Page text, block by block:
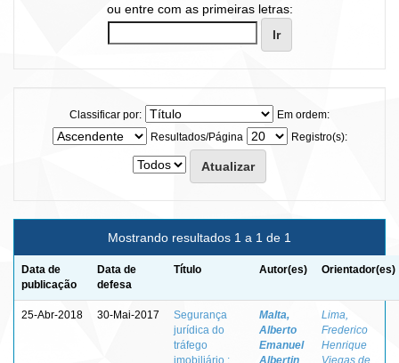
ou entre com as primeiras letras:
Classificar por:
Em ordem:
Resultados/Página
Registro(s):
Mostrando resultados 1 a 1 de 1
Data de
publicação
Data de
defesa
Título Autor(es) Orientador(es)
25-Abr-2018 30-Mai-2017
Segurança
jurídica do
tráfego
imobiliário :
Malta,
Alberto
Emanuel
Albertin
Lima,
Frederico
Henrique
Viegas de